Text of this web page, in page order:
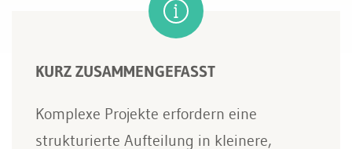
KURZ ZUSAMMENGEFASST
Komplexe Projekte erfordern eine
strukturierte Aufteilung in kleinere,